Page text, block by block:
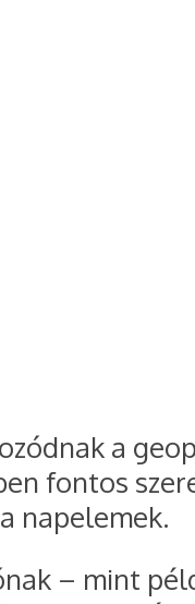
a
fontos
napelemek.
– mint